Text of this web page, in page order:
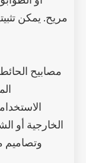
مريح. يمكن
مصابيح
الخارجية أو
وتصاميم